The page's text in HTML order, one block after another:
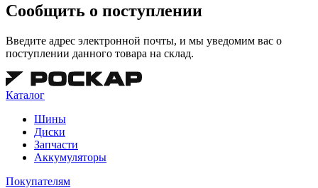
Сообщить о поступлении
Введите адрес электронной почты, и мы уведомим вас о
поступлении данного товара на склад.
Каталог
Шины
Диски
Запчасти
Аккумуляторы
Покупателям